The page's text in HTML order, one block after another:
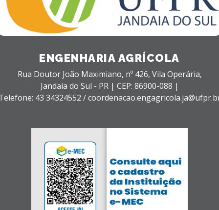
ENGENHARIA AGRÍCOLA
Rua Doutor João Maximiano, nº 426, Vila Operária,
Jandaia do Sul - PR | CEP: 86900-088 |
43 34324552 /